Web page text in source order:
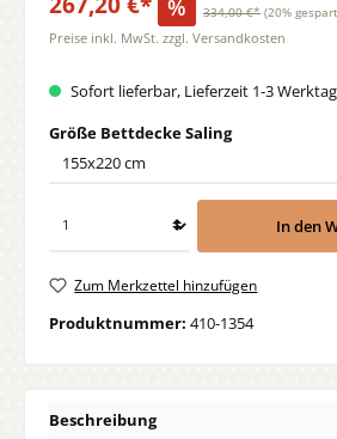
%
334,00 €* (20%
Preise inkl. MwSt. zzgl. Versandkosten
Sofort lieferbar, Lieferzeit 1-3
Größe Bettdecke Salingauswählen
In den
Zum Merkzettel hinzufügen
Produktnummer: 410-1354
Beschreibung